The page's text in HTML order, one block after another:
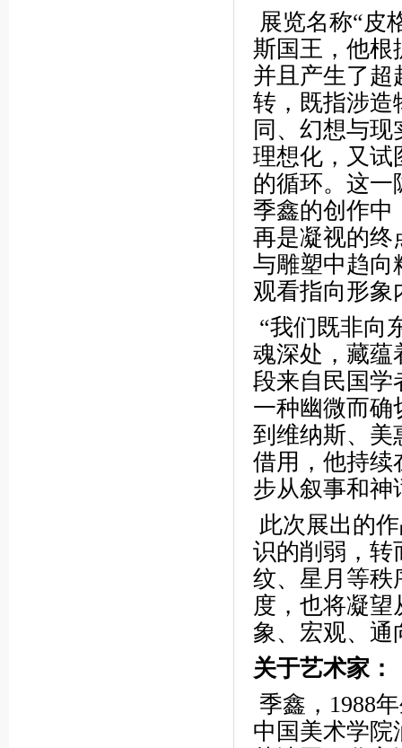
展览名称“皮
斯国王，他根
并且产生了超
转，既指涉造
同、幻想与
理想化，又试
的循环。这一
季鑫的创作中
再是凝视的终
与雕塑中趋向
观看指向形象
“我们既非向
魂深处，藏蕴
段来自民国学
一种幽微而确
到维纳斯、美
借用，他持续
步从叙事和神
此次展出的
识的削弱，转
纹、星月等秩
度，也将凝
象、宏观、通
关于艺术家：
季鑫，1988
中国美术学院